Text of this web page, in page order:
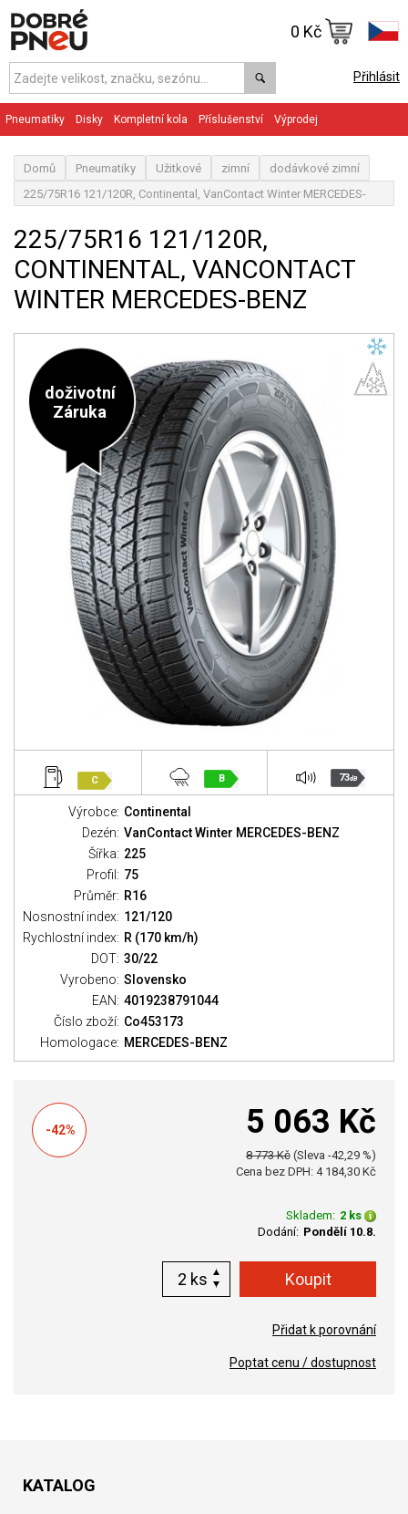
Přihlásit
0 Kč
Pneumatiky Disky Kompletní kola Příslušenství Výprodej
Domů Pneumatiky Užitkové zimní
dodávkové zimní
225/75R16 121/120R, Continental, VanContact Winter MERCEDES-
225/75R16 121/120R,
CONTINENTAL, VANCONTACT
WINTER MERCEDES-BENZ
doživotní
Záruka
C B 73dB
Výrobce: Continental
Dezén: VanContact Winter MERCEDES-BENZ
Šířka: 225
Profil: 75
Průměr: R16
Nosnostní index: 121/120
Rychlostní index: R (170 km/h)
DOT: 30/22
Vyrobeno: Slovensko
EAN: 4019238791044
Číslo zboží: Co453173
Homologace: MERCEDES-BENZ
-42% 5 063 Kč
8 773 Kč (Sleva -42,29 %)
Cena bez DPH: 4 184,30 Kč
Skladem: 2 ks
Dodání: Pondělí 10.8.
ks
Přidat k porovnání
Poptat cenu / dostupnost
KATALOG